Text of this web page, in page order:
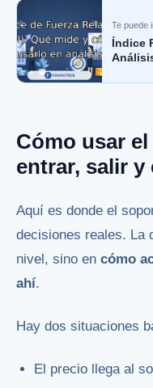
Te puede
Índice
Cómo usar
entrar, salir
Aquí es donde el
decisiones reales. La
nivel, sino en cómo
ahí.
Hay dos situaciones
El precio llega al